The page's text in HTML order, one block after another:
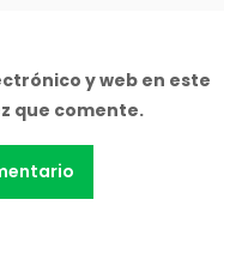
y web en este
que comente.